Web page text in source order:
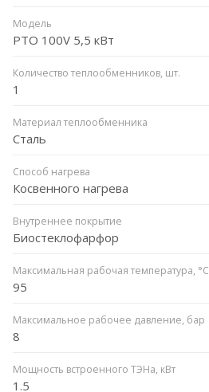
Модель
PTO 100V 5,5 кВт
Количество теплообменников, шт.
1
Материал теплообменника
Сталь
Способ нагрева
Косвенного нагрева
Внутреннее покрытие
Биостеклофарфор
Максимальная рабочая температура, °C
95
Максимальное рабочее давление, бар
8
Мощность встроенного ТЭНа, кВт
1.5